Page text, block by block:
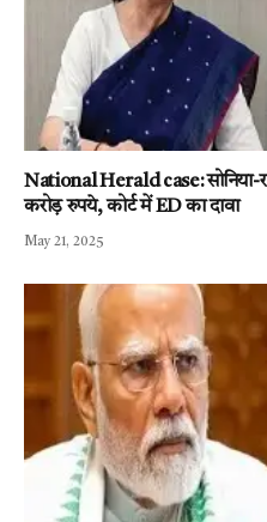
National Herald case: सोनिया-
करोड़ रुपये, कोर्ट में ED का दावा
May 21, 2025